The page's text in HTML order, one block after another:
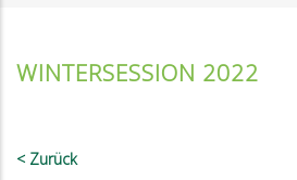
WINTERSESSION 2022
Zurück